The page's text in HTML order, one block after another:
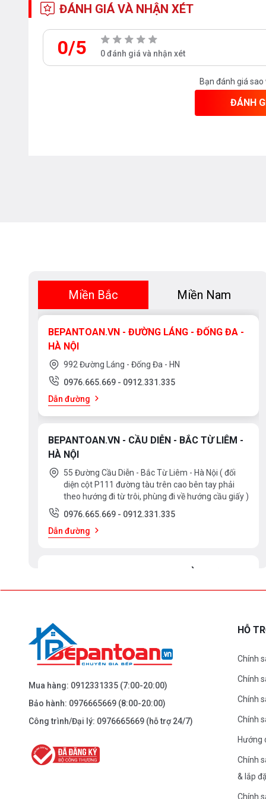
ĐÁNH GIÁ VÀ NHẬN XÉT
0/5 0 đánh giá và nhận xét
Bạn đánh giá sao
ĐÁNH
Miền Bắc Miền Nam
BEPANTOAN.VN - ĐƯỜNG LÁNG - ĐỐNG ĐA -
HÀ NỘI
992 Đường Láng - Đống Đa - HN
0976.665.669 - 0912.331.335
Dẫn đường
BEPANTOAN.VN - CẦU DIỄN - BẮC TỪ LIÊM -
HÀ NỘI
55 Đường Cầu Diễn - Bắc Từ Liêm - Hà Nội ( đối
diện cột P111 đường tàu trên cao bên tay phải
theo hướng đi từ trôi, phùng đi về hướng cầu giấy )
0976.665.669 - 0912.331.335
Dẫn đường
BEPANTOAN.VN - ĐẠI LA - HAI BÀ TRƯNG -
Dẫn đường
BEPANTOAN.VN - NGUYỄN TRÃI - THANH
Dẫn đường
Mua hàng: 0912331335 (7:00-20:00)
Bảo hành: 0976665669 (8:00-20:00)
Công trình/Đại lý: 0976665669 (hỗ trợ 24/7)
HỖ
Chính
Chính
Chính
Chính
Hướng
Chính
& lắp
Chính